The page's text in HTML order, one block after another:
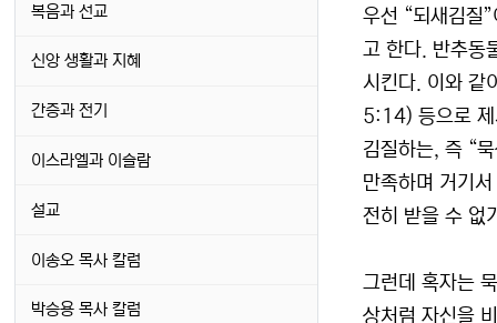
우선 “되새김질
고 한다. 반추동
시킨다. 이와
5:14) 등으로 제
김질하는, 즉 “
만족하며 거기
전히 받을 수 없
그런데 혹자는
상처럼 자신을
복음과 선교
신앙 생활과 지혜
간증과 전기
이스라엘과 이슬람
설교
이송오 목사 칼럼
박승용 목사 칼럼